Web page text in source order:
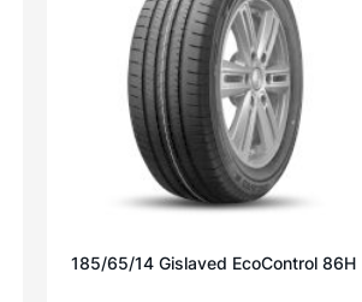
185/65/14 Gislaved EcoControl 86H